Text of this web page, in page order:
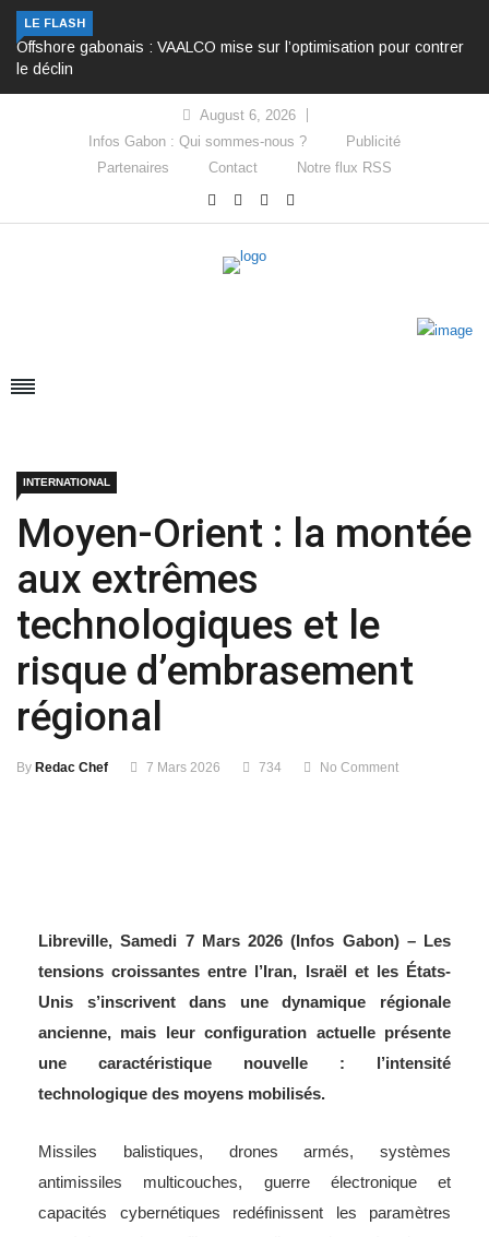
LE FLASH
Offshore gabonais : VAALCO mise sur l’optimisation pour contrer
le déclin
August 6, 2026
Infos Gabon : Qui sommes-nous ?
Publicité
Partenaires
Contact Notre flux RSS
INTERNATIONAL
Moyen-Orient : la montée
aux extrêmes
technologiques et le
risque d’embrasement
régional
By Redac Chef 7 Mars 2026 734 No Comment
Libreville, Samedi 7 Mars 2026 (Infos Gabon) – Les
tensions croissantes entre l’Iran, Israël et les États-
Unis s’inscrivent dans une dynamique régionale
ancienne, mais leur configuration actuelle présente
une caractéristique nouvelle : l’intensité
technologique des moyens mobilisés.
Missiles balistiques, drones armés, systèmes
antimissiles multicouches, guerre électronique et
capacités cybernétiques redéfinissent les paramètres